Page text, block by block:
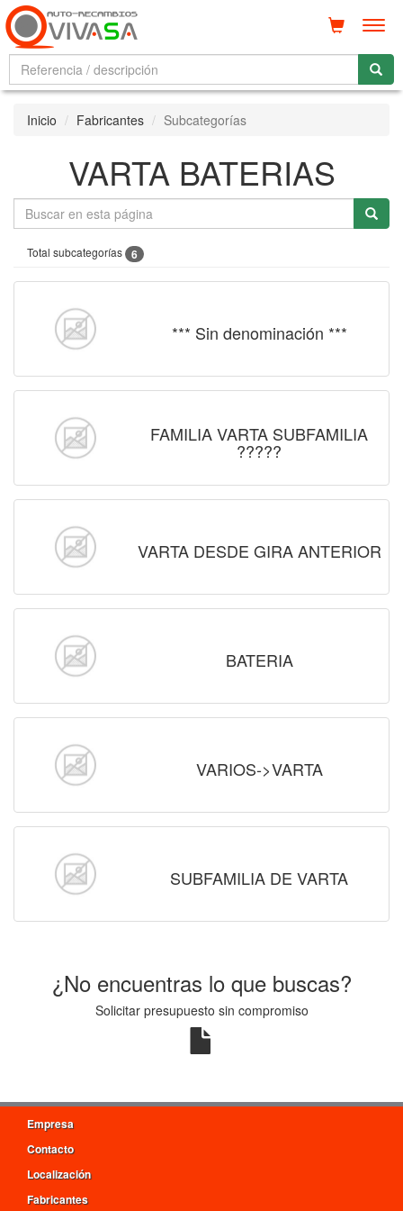
Inicio Fabricantes Subcategorías
VARTA BATERIAS
Total subcategorías 6
*** Sin denominación ***
FAMILIA VARTA SUBFAMILIA
?????
VARTA DESDE GIRA ANTERIOR
BATERIA
VARIOS->VARTA
SUBFAMILIA DE VARTA
¿No encuentras lo que buscas?
Solicitar presupuesto sin compromiso
Empresa
Contacto
Localización
Fabricantes